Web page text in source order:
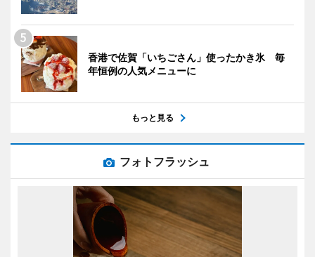
香港で佐賀「いちごさん」使ったかき氷 毎
年恒例の人気メニューに
もっと見る
フォトフラッシュ